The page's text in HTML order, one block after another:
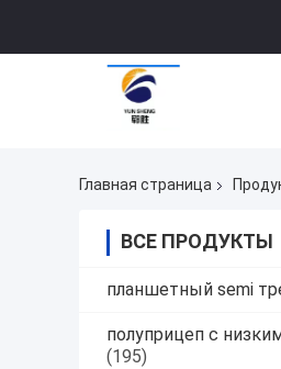
Главная страница
ВСЕ ПРОДУКТЫ
планшетный semi
полуприцеп с
(195)